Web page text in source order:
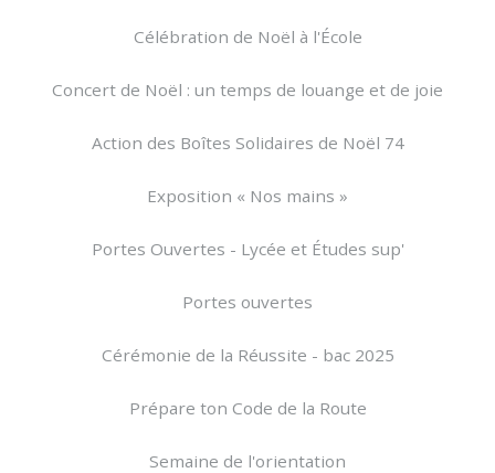
Célébration de Noël à l'École
Concert de Noël : un temps de louange et de joie
Action des Boîtes Solidaires de Noël 74
Exposition « Nos mains »
Portes Ouvertes - Lycée et Études sup'
Portes ouvertes
Cérémonie de la Réussite - bac 2025
Prépare ton Code de la Route
Semaine de l'orientation